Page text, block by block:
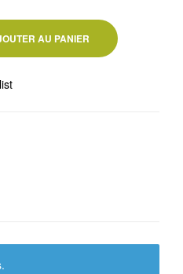
AU PANIER